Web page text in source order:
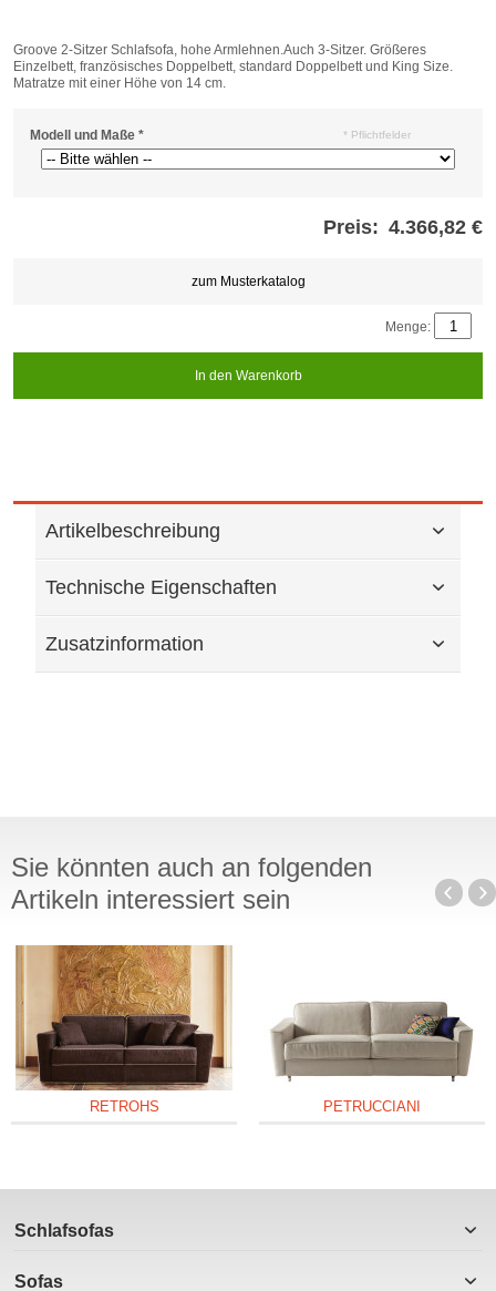
Groove 2-Sitzer Schlafsofa, hohe Armlehnen.Auch 3-Sitzer. Größeres
Einzelbett, französisches Doppelbett, standard Doppelbett und King Size.
Matratze mit einer Höhe von 14 cm.
Modell und Maße * * Pflichtfelder
Preis: 4.366,82 €
zum Musterkatalog
Menge:
In den Warenkorb
Artikelbeschreibung
Technische Eigenschaften
Zusatzinformation
Sie könnten auch an folgenden
Artikeln interessiert sein
RETROHS PETRUCCIANI
Schlafsofas
Sofas